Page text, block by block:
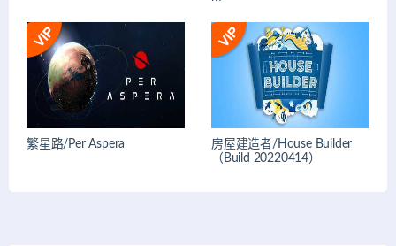
繁星路/Per Aspera
房屋建造者/House Builder
（Build 20220414）